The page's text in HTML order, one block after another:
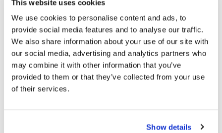
This website uses cookies
We use cookies to personalise content and ads, to
provide social media features and to analyse our traffic.
We also share information about your use of our site with
our social media, advertising and analytics partners who
may combine it with other information that you’ve
provided to them or that they’ve collected from your use
of their services.
Show details